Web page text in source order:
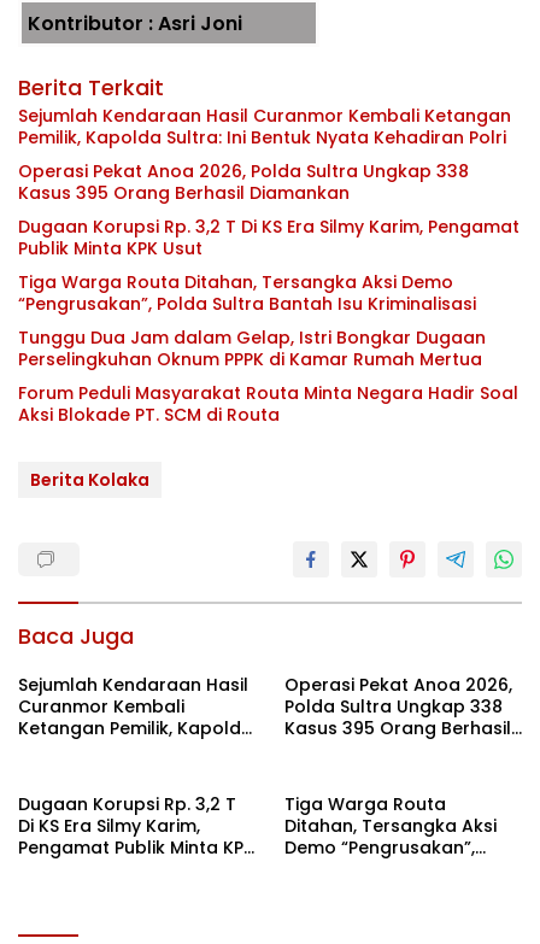
Kontributor : Asri Joni
Berita Terkait
Sejumlah Kendaraan Hasil Curanmor Kembali Ketangan
Pemilik, Kapolda Sultra: Ini Bentuk Nyata Kehadiran Polri
Operasi Pekat Anoa 2026, Polda Sultra Ungkap 338
Kasus 395 Orang Berhasil Diamankan
Dugaan Korupsi Rp. 3,2 T Di KS Era Silmy Karim, Pengamat
Publik Minta KPK Usut
Tiga Warga Routa Ditahan, Tersangka Aksi Demo
“Pengrusakan”, Polda Sultra Bantah Isu Kriminalisasi
Tunggu Dua Jam dalam Gelap, Istri Bongkar Dugaan
Perselingkuhan Oknum PPPK di Kamar Rumah Mertua
Forum Peduli Masyarakat Routa Minta Negara Hadir Soal
Aksi Blokade PT. SCM di Routa
Berita Kolaka
Baca Juga
Sejumlah Kendaraan Hasil
Curanmor Kembali
Ketangan Pemilik, Kapolda
Operasi Pekat Anoa 2026,
Polda Sultra Ungkap 338
Kasus 395 Orang Berhasil
Dugaan Korupsi Rp. 3,2 T
Di KS Era Silmy Karim,
Pengamat Publik Minta KPK
Tiga Warga Routa
Ditahan, Tersangka Aksi
Demo “Pengrusakan”,